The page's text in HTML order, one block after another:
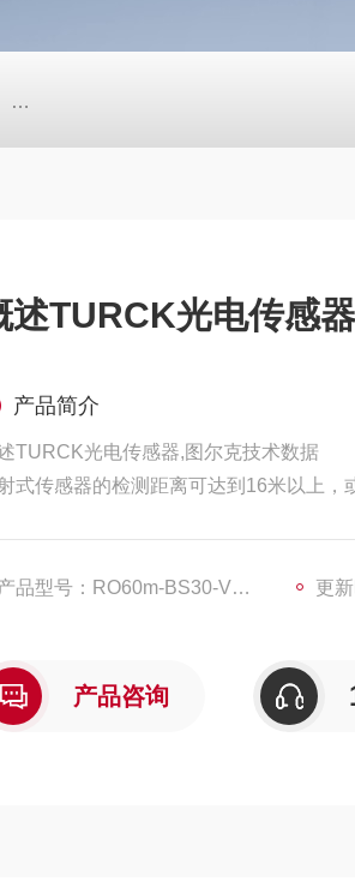
日本SMC真空压力开关的中文资料
述TURCK光电传感
产品简介
TURCK光电传感器,图尔克技术数据
式传感器的检测距离可达到16米以上，
输出导通
品型号：RO60m-BS30-VP6X2E 更
产品咨询